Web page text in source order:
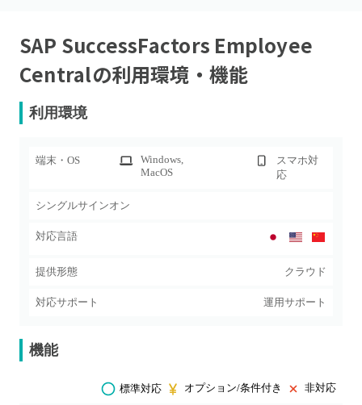
SAP SuccessFactors Employee
Centralの利用環境・機能
利用環境
端末・OS Windows,
MacOS
スマホ対
応
シングルサインオン
対応言語
提供形態 クラウド
対応サポート 運用サポート
機能
標準対応 オプション/条件付き 非対応